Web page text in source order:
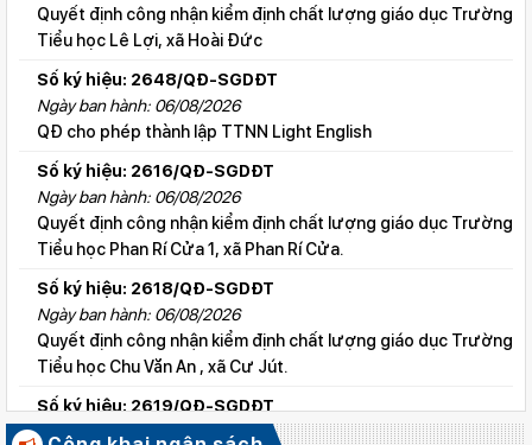
Quyết định công nhận kiểm định chất lượng giáo dục Trường
Tiểu học Lê Lợi, xã Hoài Đức
Số ký hiệu: 2648/QĐ-SGDĐT
Ngày ban hành: 06/08/2026
QĐ cho phép thành lập TTNN Light English
Số ký hiệu: 2616/QĐ-SGDĐT
Ngày ban hành: 06/08/2026
Quyết định công nhận kiểm định chất lượng giáo dục Trường
Tiểu học Phan Rí Cửa 1, xã Phan Rí Cửa.
Số ký hiệu: 2618/QĐ-SGDĐT
Ngày ban hành: 06/08/2026
Quyết định công nhận kiểm định chất lượng giáo dục Trường
Tiểu học Chu Văn An , xã Cư Jút.
Số ký hiệu: 2619/QĐ-SGDĐT
Ngày ban hành: 06/08/2026